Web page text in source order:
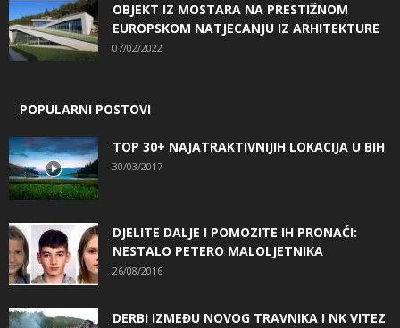
OBJEKT IZ MOSTARA NA PRESTIŽNOM
EUROPSKOM NATJECANJU IZ ARHITEKTURE
07/02/2022
POPULARNI POSTOVI
TOP 30+ NAJATRAKTIVNIJIH LOKACIJA U BIH
30/03/2017
DJELITE DALJE I POMOZITE IH PRONAĆI:
NESTALO PETERO MALOLJETNIKA
26/08/2016
DERBI IZMEĐU NOVOG TRAVNIKA I NK VITEZ